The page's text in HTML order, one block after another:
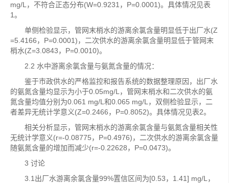
mg/L，不符合正态分布(W=0.9231，P=0.0001)。具体情况见表
1。
单侧检验显示，管网末梢水的游离余氯含量明显低于出厂水(Z
=5.4166，P=0.0001)，二次供水的游离余氯含量明显低于管网末
梢水(Z=3.0843，P=0.0010)。
2.2 水中游离余氯含量与氨氮含量的情况：
鉴于市政供水的严格监控和报告系统的数据整理原因，出厂水
的氨氮含量均显示为小于0.05mg/L，管网末梢水和二次供水的氨
氮含量均值分别为0.061 mg/L和0.065 mg/L，双侧检验显示，二
者差异无统计学意义(Z=0.2466，P=0.8052)。具体情况见表2。
相关分析显示，管网末梢水的游离余氯含量与氨氮含量相关性
无统计学意义(r=-0.08775，P=0.4976)，二次供水的游离余氯含量
随氨氮含量的增加而减少(r=-0.22628，P=0.0473)。
3 讨论
3.1出厂水游离余氯含量99%置信区间为[0.53，1.41] mg/L，